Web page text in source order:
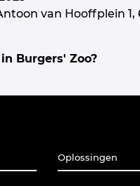
van Hooffplein 1,
Burgers' Zoo?
Oplossingen